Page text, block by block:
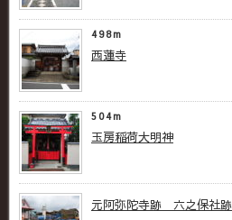
498m
西蓮寺
504m
玉房稲荷大明神
元阿弥陀寺跡 六之保社跡